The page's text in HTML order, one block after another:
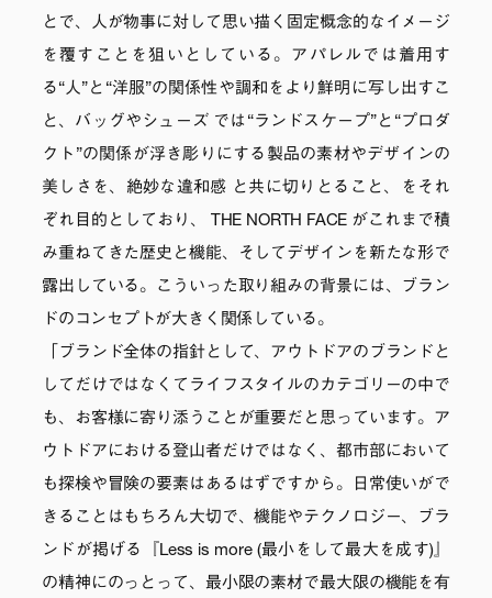
とで、人が物事に対して思い描く固定概念的なイメージ
を覆すことを狙いとしている。アパレルでは着用す
る“人”と“洋服”の関係性や調和をより鮮明に写し出すこ
と、バッグやシューズ では“ランドスケープ”と“プロダ
クト”の関係が浮き彫りにする製品の素材やデザインの
美しさを、絶妙な違和感 と共に切りとること、をそれ
ぞれ目的としており、 THE NORTH FACE がこれまで積
み重ねてきた歴史と機能、そしてデザインを新たな形で
露出している。こういった取り組みの背景には、ブラン
ドのコンセプトが大きく関係している。
「ブランド全体の指針として、アウトドアのブランドと
してだけではなくてライフスタイルのカテゴリーの中で
も、お客様に寄り添うことが重要だと思っています。ア
ウトドアにおける登山者だけではなく、都市部において
も探検や冒険の要素はあるはずですから。日常使いがで
きることはもちろん大切で、機能やテクノロジー、ブラ
ンドが掲げる『Less is more (最小をして最大を成す)』
の精神にのっとって、最小限の素材で最大限の機能を有